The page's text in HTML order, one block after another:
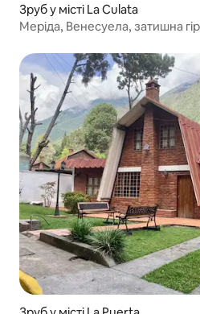
Зруб у місті La Culata
Меріда, Венесуела, затишна